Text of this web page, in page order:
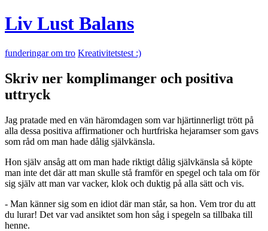
Liv Lust Balans
funderingar om tro Kreativitetstest :)
Skriv ner komplimanger och positiva
uttryck
Jag pratade med en vän häromdagen som var hjärtinnerligt trött på
alla dessa positiva affirmationer och hurtfriska hejaramser som gavs
som råd om man hade dålig självkänsla.
Hon själv ansåg att om man hade riktigt dålig självkänsla så köpte
man inte det där att man skulle stå framför en spegel och tala om för
sig själv att man var vacker, klok och duktig på alla sätt och vis.
- Man känner sig som en idiot där man står, sa hon. Vem tror du att
du lurar! Det var vad ansiktet som hon såg i spegeln sa tillbaka till
henne.